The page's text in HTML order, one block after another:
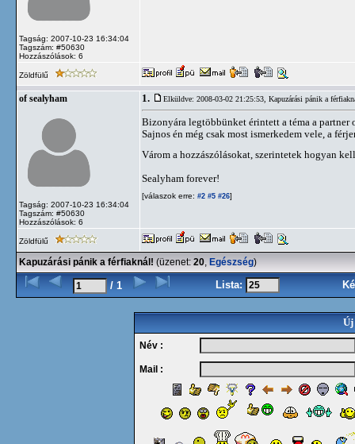
Tagság: 2007-10-23 16:34:04
Tagszám: #50630
Hozzászólások: 6
Zöldfülű
of sealyham
Tagság: 2007-10-23 16:34:04
Tagszám: #50630
Hozzászólások: 6
1. Elküldve: 2008-03-02 21:25:53, Kapuzárási pánik a
Bizonyára legtöbbünket érintett a téma a partner
Sajnos én még csak most ismerkedem vele, a
Várom a hozzászólásokat, szerintetek hogyan
Sealyham forever!
[válaszok erre: #2 #5 #26]
Zöldfülű
Kapuzárási pánik a férfiaknál! (üzenet: 20, Egészség)
/ 1 Lista:
Új
Név :
Mail :